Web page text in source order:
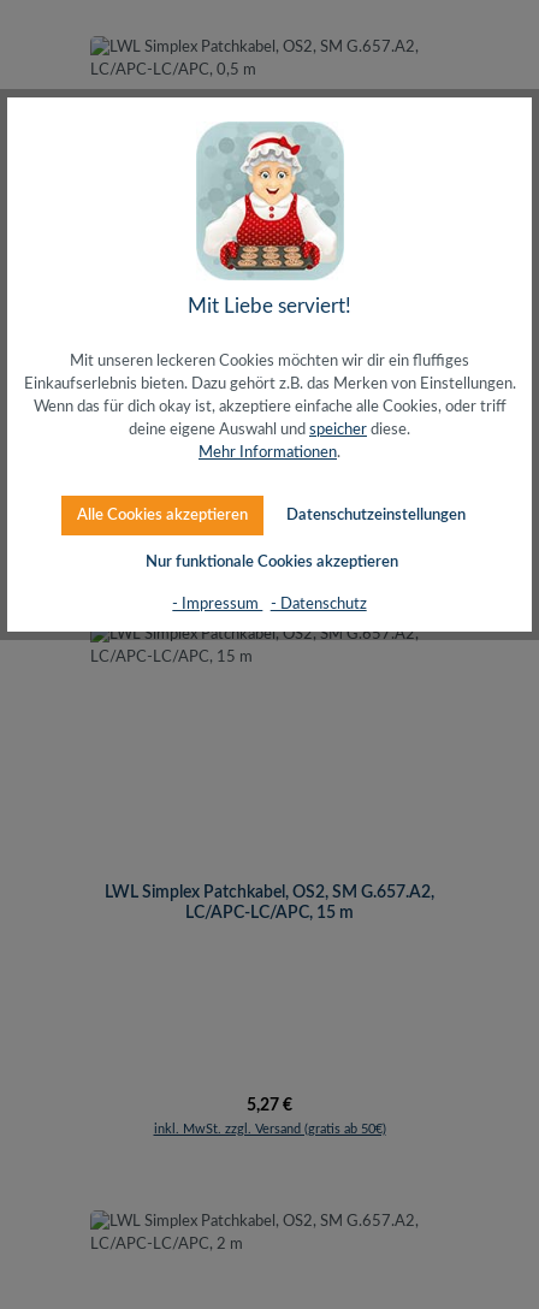
LWL Simplex Patchkabel, OS2, SM G.657.A2,
Regulärer Preis:
2,69 €
LWL Simplex Patchkabel, OS2, SM G.657.A2,
LC/APC-LC/APC, 15 m
Regulärer Preis:
5,27 €
inkl. MwSt. zzgl. Versand (gratis ab 50€)
Mit Liebe serviert!
Mit unseren leckeren Cookies möchten wir dir ein fluffiges
Einkaufserlebnis bieten. Dazu gehört z.B. das Merken von Einstellungen.
Wenn das für dich okay ist, akzeptiere einfache alle Cookies, oder triff
deine eigene Auswahl und speicher diese.
Mehr Informationen.
Alle Cookies akzeptieren Datenschutzeinstellungen
Nur funktionale Cookies akzeptieren
- Impressum - Datenschutz